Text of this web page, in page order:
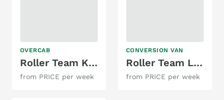
OVERCAB
Roller Team Kronos 279M
from PRICE per week
CONVERSION VAN
Roller Team Livingstone 2
from PRICE per week